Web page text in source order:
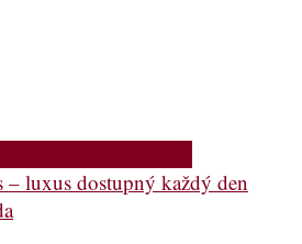
– luxus dostupný každý den